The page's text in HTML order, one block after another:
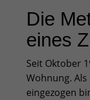
Die
eines
Seit Oktober
Wohnung.
eingezogen